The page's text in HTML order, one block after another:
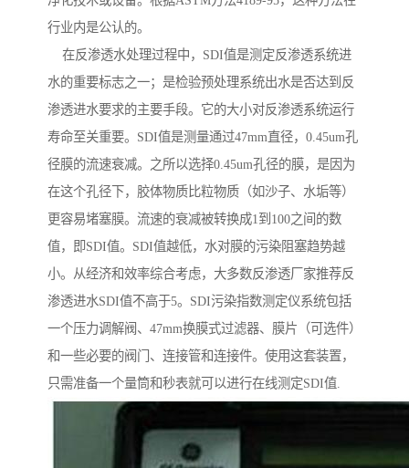
行业内是公认的。
在反渗透水处理过程中，SDI值是测定反渗透系统进
水的重要标志之一；是检验预处理系统出水是否达到反
渗透进水要求的主要手段。它的大小对反渗透系统运行
寿命至关重要。SDI值是测量通过47mm直径，0.45um孔
径膜的流速衰减。之所以选择0.45um孔径的膜，是因为
在这个孔径下，胶体物质比粒物质（如沙子、水垢等）
更容易堵塞膜。流速的衰减被转换成1到100之间的数
值，即SDI值。SDI值越低，水对膜的污染阻塞趋势越
小。从经济和效率综合考虑，大多数反渗透厂家推荐反
渗透进水SDI值不高于5。SDI污染指数测定仪系统包括
一个压力调解阀、47mm换膜式过滤器、膜片（可选件）
和一些必要的阀门、连接管和连接件。使用这套装置，
只需准备一个量筒和秒表就可以进行在线测定SDI值.